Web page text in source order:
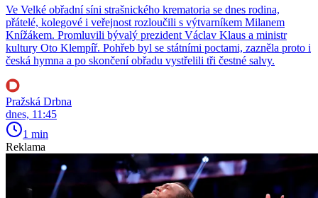
Ve Velké obřadní síni strašnického krematoria se dnes rodina,
přátelé, kolegové i veřejnost rozloučili s výtvarníkem Milanem
Knížákem. Promluvili bývalý prezident Václav Klaus a ministr
kultury Oto Klempíř. Pohřeb byl se státními poctami, zazněla proto i
česká hymna a po skončení obřadu vystřelili tři čestné salvy.
Pražská Drbna
dnes, 11:45
1 min
Reklama